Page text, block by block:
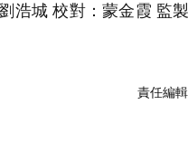
浩城 校對：蒙金霞 監
責任編